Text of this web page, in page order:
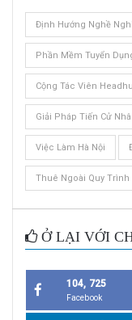
Định Hướng Nghề
Phần Mềm Tuyển
Cộng Tác Viên
Giải Pháp Tiến Cử
Việc Làm Hà Nội
Thuê Ngoài Quy Trình
Ở LẠI VỚI
104, 725
Facebook